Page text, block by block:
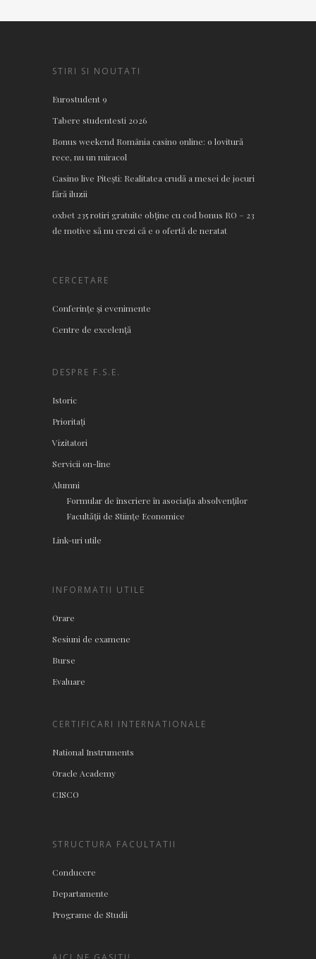
STIRI SI NOUTATI
Eurostudent 9
Tabere studentesti 2026
Bonus weekend România casino online: o lovitură
rece, nu un miracol
Casino live Pitești: Realitatea crudă a mesei de jocuri
fără iluzii
0xbet 235 rotiri gratuite obține cu cod bonus RO – 23
de motive să nu crezi că e o ofertă de neratat
CERCETARE
Conferinţe şi evenimente
Centre de excelenţă
DESPRE F.S.E.
Istoric
Prioritați
Vizitatori
Servicii on-line
Alumni
Formular de înscriere în asociaţia absolvenţilor
Facultăţii de Stiinţe Economice
Link-uri utile
INFORMATII UTILE
Orare
Sesiuni de examene
Burse
Evaluare
CERTIFICARI INTERNATIONALE
National Instruments
Oracle Academy
CISCO
STRUCTURA FACULTATII
Conducere
Departamente
Programe de Studii